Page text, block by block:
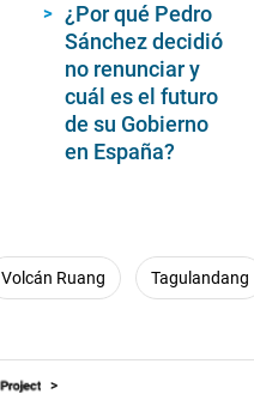
¿Por qué Pedro
Sánchez decidió
no renunciar y
cuál es el futuro
de su Gobierno
en España?
Volcán Ruang Tagulandang